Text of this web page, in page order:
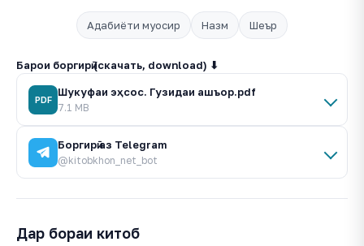
Барои боргирӣ (скачать, download) ⬇
PDF
Шукуфаи эҳсос. Гузидаи ашъор.pdf
7.1 MB
Боргирӣ аз Telegram
@kitobkhon_net_bot
Адабиёти муосир Назм Шеър
Дар бораи китоб